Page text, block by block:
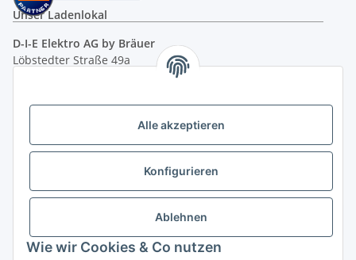
Alle akzeptieren
Konfigurieren
Ablehnen
Wie wir Cookies & Co nutzen
Unser Ladenlokal
D-I-E Elektro AG by Bräuer
Löbstedter Straße 49a
( siehe Google-Maps )
Öffnungszeiten:
10.00 - 18.00 Uhr
Ladenpreis versus Internetpreis
Vertrag widerrufen